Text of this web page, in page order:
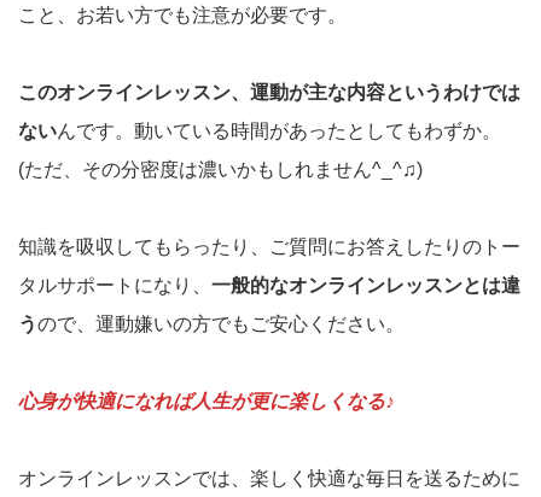
こと、お若い方でも注意が必要です。
このオンラインレッスン、運動が主な内容というわけでは
ないんです。動いている時間があったとしてもわずか。
(ただ、その分密度は濃いかもしれません^_^♫)
知識を吸収してもらったり、ご質問にお答えしたりのトー
タルサポートになり、 一般的なオンラインレッスンとは違
うので、運動嫌いの方でもご安心ください。
心身が快適になれば人生が更に楽しくなる♪
オンラインレッスンでは、楽しく快適な毎日を送るために